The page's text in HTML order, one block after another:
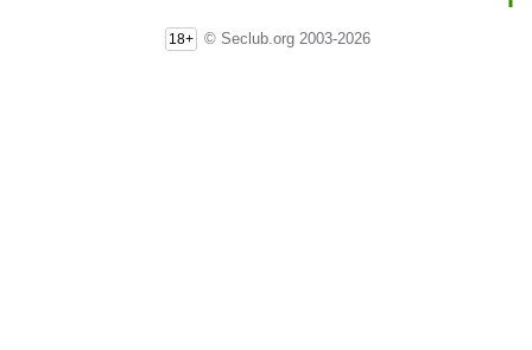
18+ © Seclub.org 2003-2026